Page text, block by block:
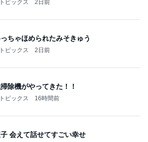
ピックス 2日前
ちゃほめられたみそきゅう
ピックス 2日前
除機がやってきた！！
ピックス 16時間前
会えて話せてすごい幸せ